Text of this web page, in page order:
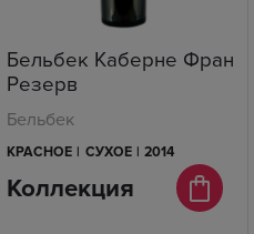
Бельбек Каберне Фран
Резерв
Бельбек
КРАСНОЕ | СУХОЕ | 2014
Коллекция